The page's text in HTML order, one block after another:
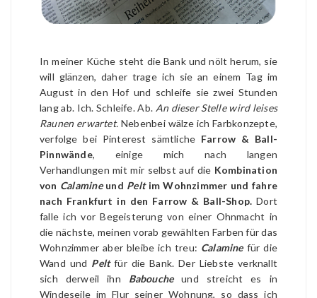
In meiner Küche steht die Bank und nölt herum, sie
will glänzen, daher trage ich sie an einem Tag im
August in den Hof und schleife sie zwei Stunden
lang ab. Ich. Schleife. Ab. An dieser Stelle wird leises
Raunen erwartet.Nebenbei wälze ich Farbkonzepte,
verfolge bei Pinterest sämtliche Farrow & Ball-
Pinnwände, einige mich nach langen
Verhandlungen mit mir selbst auf die Kombination
von Calamineund Peltim Wohnzimmer und fahre
nach Frankfurt in den Farrow & Ball-Shop.Dort
falle ich vor Begeisterung von einer Ohnmacht in
die nächste, meinen vorab gewählten Farben für das
Wohnzimmer aber bleibe ich treu: Calaminefür die
Wand und Peltfür die Bank. Der Liebste verknallt
sich derweil ihn Baboucheund streicht es in
Windeseile im Flur seiner Wohnung, so dass ich